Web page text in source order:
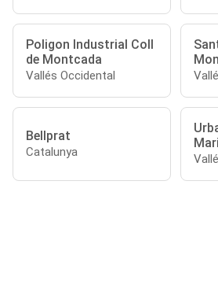
Poligon Industrial Coll
de Montcada
Vallés Occidental
Bellprat
Catalunya